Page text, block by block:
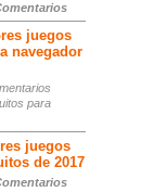
juegos
navegador
para
juegos
de 2017